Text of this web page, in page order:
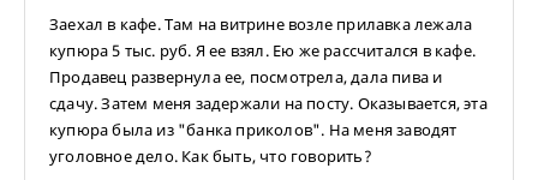
Заехал в кафе. Там на витрине возле прилавка лежала
купюра 5 тыс. руб. Я ее взял. Ею же рассчитался в кафе.
Продавец развернула ее, посмотрела, дала пива и
сдачу. Затем меня задержали на посту. Оказывается, эта
купюра была из "банка приколов". На меня заводят
уголовное дело. Как быть, что говорить?